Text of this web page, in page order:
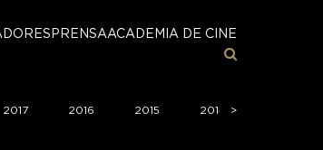
PRENSAACADEMIA DE CINE
2017 2016 2015 2014 >